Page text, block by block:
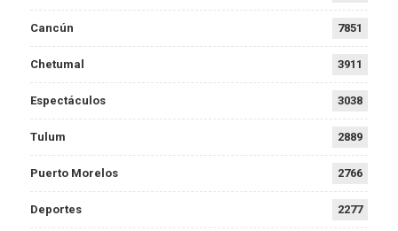
Cancún 7851
Chetumal 3911
Espectáculos 3038
Tulum 2889
Puerto Morelos 2766
Deportes 2277